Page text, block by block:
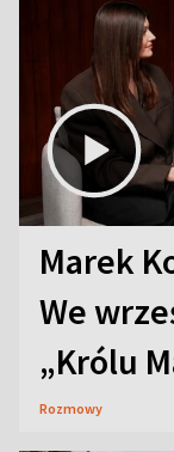
Marek
We
„Królu
Rozmowy